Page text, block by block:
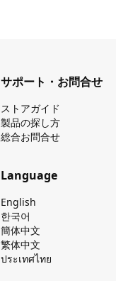
サポート・お問合せ
ストアガイド
製品の探し⽅
総合お問合せ
Language
English
한국어
簡体中文
繁体中文
ประเทศไทย